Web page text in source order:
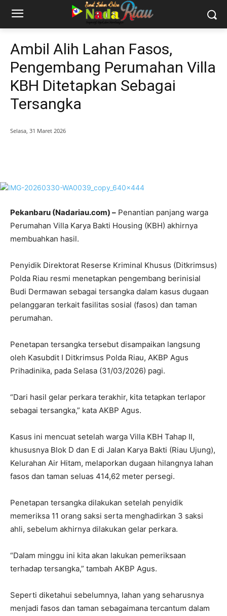
Ambil Alih Lahan Fasos,
Pengembang Perumahan Villa
KBH Ditetapkan Sebagai
Tersangka
Selasa, 31 Maret 2026
Pekanbaru (Nadariau.com) – Penantian panjang warga
Perumahan Villa Karya Bakti Housing (KBH) akhirnya
membuahkan hasil.
Penyidik Direktorat Reserse Kriminal Khusus (Ditkrimsus)
Polda Riau resmi menetapkan pengembang berinisial
Budi Dermawan sebagai tersangka dalam kasus dugaan
pelanggaran terkait fasilitas sosial (fasos) dan taman
perumahan.
Penetapan tersangka tersebut disampaikan langsung
oleh Kasubdit I Ditkrimsus Polda Riau, AKBP Agus
Prihadinika, pada Selasa (31/03/2026) pagi.
“Dari hasil gelar perkara terakhir, kita tetapkan terlapor
sebagai tersangka,” kata AKBP Agus.
Kasus ini mencuat setelah warga Villa KBH Tahap II,
khususnya Blok D dan E di Jalan Karya Bakti (Riau Ujung),
Kelurahan Air Hitam, melaporkan dugaan hilangnya lahan
fasos dan taman seluas 414,62 meter persegi.
Penetapan tersangka dilakukan setelah penyidik
memeriksa 11 orang saksi serta menghadirkan 3 saksi
ahli, sebelum akhirnya dilakukan gelar perkara.
“Dalam minggu ini kita akan lakukan pemeriksaan
terhadap tersangka,” tambah AKBP Agus.
Seperti diketahui sebelumnya, lahan yang seharusnya
menjadi fasos dan taman sebagaimana tercantum dalam